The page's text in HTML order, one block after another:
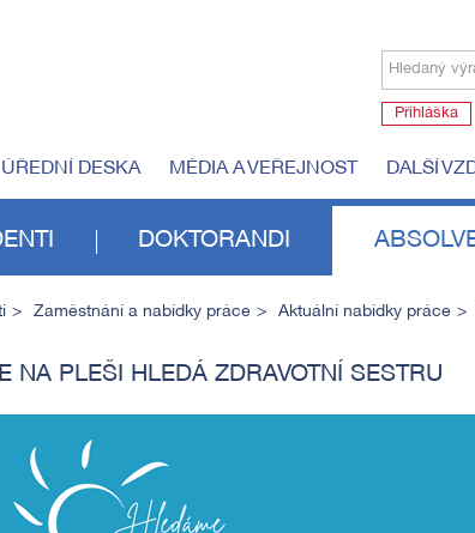
Hledaný
Přihláška
ÚŘEDNÍ DESKA MÉDIA A VEŘEJNOST DALŠÍ
DOKTORANDI
Zaměstnání a nabídky práce Aktuální nabídky práce
NA PLEŠI HLEDÁ ZDRAVOTNÍ SESTRU